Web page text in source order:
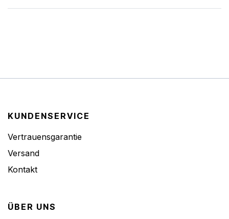
KUNDENSERVICE
Vertrauensgarantie
Versand
Kontakt
ÜBER UNS